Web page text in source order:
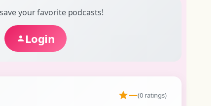
your favorite podcasts!
Login
—(0 ratings)